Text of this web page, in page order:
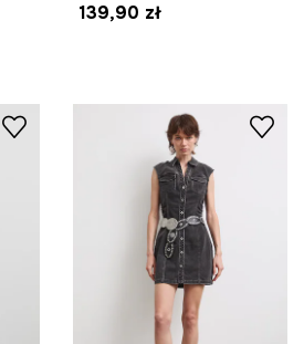
139,90 zł